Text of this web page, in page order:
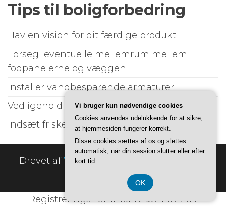
Tips til boligforbedring
Hav en vision for dit færdige produkt. …
Forsegl eventuelle mellemrum mellem
fodpanelerne og væggen. …
Installer vandbesparende armaturer. …
Vedligehold dit hjems nedløbsrør. …
Indsæt friske blomster. …
Drevet afWordPress
Registreringsnummer DK374 077 39
Vi bruger kun nødvendige cookies
Cookies anvendes udelukkende for at sikre,
at hjemmesiden fungerer korrekt.
Disse cookies sættes af os og slettes
automatisk, når din session slutter eller efter
kort tid.
OK